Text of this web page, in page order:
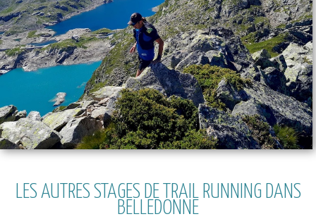
LES AUTRES STAGES DE TRAIL RUNNING DANS
BELLEDONNE